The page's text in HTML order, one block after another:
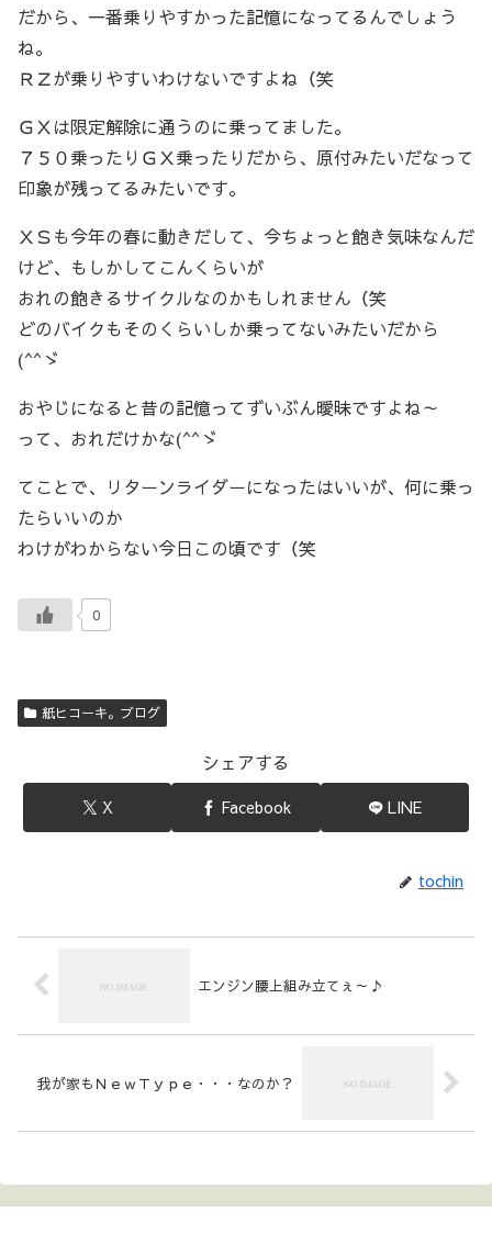
だから、一番乗りやすかった記憶になってるんでしょう
ね。
ＲＺが乗りやすいわけないですよね（笑
ＧＸは限定解除に通うのに乗ってました。
７５０乗ったりＧＸ乗ったりだから、原付みたいだなって
印象が残ってるみたいです。
ＸＳも今年の春に動きだして、今ちょっと飽き気味なんだ
けど、もしかしてこんくらいが
おれの飽きるサイクルなのかもしれません（笑
どのバイクもそのくらいしか乗ってないみたいだから
(^^ゞ
おやじになると昔の記憶ってずいぶん曖昧ですよね～
って、おれだけかな(^^ゞ
てことで、リターンライダーになったはいいが、何に乗っ
たらいいのか
わけがわからない今日この頃です（笑
0
紙ヒコーキ。ブログ
シェアする
X Facebook LINE
tochin
エンジン腰上組み立てぇ～♪
我が家もＮｅｗＴｙｐｅ・・・なのか？